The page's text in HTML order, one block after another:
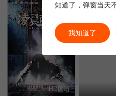
正片
HD国语
知道了，弹窗当天
我知道了